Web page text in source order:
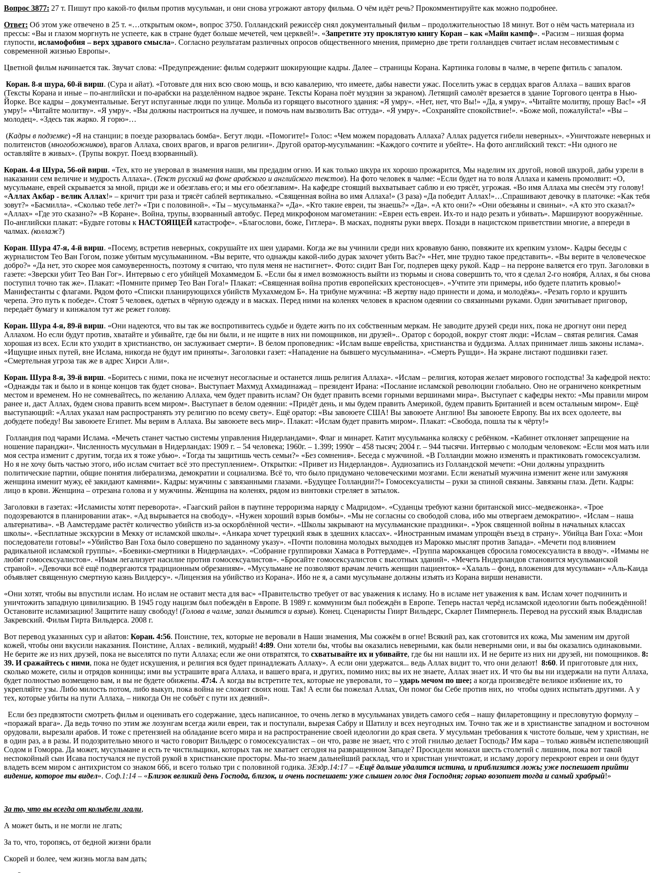
Вопрос 3877: 27 т. Пишут про какой-то фильм против мусульман, и они снова угрожают автору фильма. О чём идёт речь? Прокомментируйте как можно подробнее.
Ответ: Об этом уже отвечено в 25 т. «…открытым оком», вопрос 3750. Голландский режиссёр снял документальный фильм – продолжительностью 18 минут. Вот о нём часть материала из
прессы: «Вы и глазом моргнуть не успеете, как в стране будет больше мечетей, чем церквей!». «Запретите эту проклятую книгу Коран – как «Майн кампф». «Расизм – низшая форма
глупости, исламофобия – верх здравого смысла». Согласно результатам различных опросов общественного мнения, примерно две трети голландцев считает ислам несовместимым с
современной жизнью Европы».
Цветной фильм начинается так. Звучат слова: «Предупреждение: фильм содержит шокирующие кадры. Далее – страницы Корана. Картинка головы в чалме, в черепе фитиль с запалом.
Коран. 8-я шура, 60-й вирш. (Сура и айат). «Готовьте для них всю свою мощь, и всю кавалерию, что имеете, дабы навести ужас. Поселить ужас в сердцах врагов Аллаха – ваших врагов
(Тексты Корана и иные – по-английски и по-арабски на разделённом надвое экране. Тексты Корана поёт муэдзин за экраном). Летящий самолёт врезается в здание Торгового центра в Нью-
Йорке. Все кадры – документальные. Бегут испуганные люди по улице. Мольба из горящего высотного здания: «Я умру». «Нет, нет, что Вы!» «Да, я умру». «Читайте молитву, прошу Вас!» «Я
умру!» «Читайте молитву». «Я умру». «Вы должны настроиться на лучшее, и помочь нам вызволить Вас оттуда». «Я умру». «Сохраняйте спокойствие!». «Боже мой, пожалуйста!» «Вы –
молодец». «Здесь так жарко. Я горю»…
(Кадры в подземке) «Я на станции; в поезде разорвалась бомба». Бегут люди. «Помогите!» Голос: «Чем можем порадовать Аллаха? Аллах радуется гибели неверных». «Уничтожьте неверных и
политеистов (многобожников), врагов Аллаха, своих врагов, и врагов религии». Другой оратор-мусульманин: «Каждого сочтите и убейте». На фото английский текст: «Ни одного не
оставляйте в живых». (Трупы вокруг. Поезд взорванный).
Коран. 4-я Шура, 56-ой вирш. «Тех, кто не уверовал в знамения наши, мы предадим огню. И как только шкура их хорошо прожарится, Мы наделим их другой, новой шкурой, дабы узрели в
наказании сем величие и мудрость Аллаха». (Текст русский на фоне арабского и английского текстов). На фото человек в чалме: «Если будет на то воля Аллаха и камень промолвит: «О,
мусульмане, еврей скрывается за мной, приди же и обезглавь его; и мы его обезглавим». На кафедре стоящий выхватывает саблю и ею трясёт, угрожая. «Во имя Аллаха мы снесём эту голову!
«Аллах Акбар - велик Аллах!» – кричит три раза и трясёт саблей вертикально. «Священная война во имя Аллаха!» (3 раза) «Да победит Аллах!»…Спрашивают девочку в платочке: «Как тебя
зовут?» «Басмилла». «Сколько тебе лет?» «Три с половиной». «Ты – мусульманка?» «Да». «Кто такие евреи, ты знаешь?» «Да». «А кто они?» «Они обезьяны и свиньи». «А кто это сказал?»
«Аллах» «Где это сказано?» «В Коране». Война, трупы, взорванный автобус. Перед микрофоном магометанин: «Евреи есть евреи. Их-то и надо резать и убивать». Маршируют вооружённые.
По-английски плакат: «Будьте готовы к НАСТОЯЩЕЙкатастрофе». «Благослови, боже, Гитлера». В масках, подняты руки вверх. Позади в нацистском приветствии многие, а впереди в
чалмах. (коллаж?)
Коран. Шура 47-я, 4-й вирш. «Посему, встретив неверных, сокрушайте их шеи ударами. Когда же вы учинили среди них кровавую баню, повяжите их крепким узлом». Кадры беседы с
журналистом Тео Ван Гогом, позже убитым мусульманином. «Вы верите, что однажды какой-либо дурак захочет убить Вас?» «Нет, мне трудно такое представить». «Вы верите в человеческое
добро?» «Да нет, это скорее моя самоуверенность, поэтому я считаю, что пуля меня не настигнет». Фото: сидит Ван Гог, подперев щеку рукой. Кадр – на перроне валяется его труп. Заголовки в
газете: «Зверски убит Тео Ван Гог». Интервью с его убийцей Мохаммедом Б. «Если бы я имел возможность выйти из тюрьмы и снова совершить то, что я сделал 2-го ноября, Аллах, я бы снова
поступил точно так же». Плакат: «Помните пример Тео Ван Гога!» Плакат: «Священная война против европейских крестоносцев». «Учтите эти примеры, ибо будете платить кровью!»
Манифестанты с флагами. Рядом фото «Списки планирующихся убийств Мухахмедом Б». На трибуне мужчина: «В жертву надо принести и дома, и молодёжь». «Резать горло и крушить
черепа. Это путь к победе». Стоят 5 человек, одетых в чёрную одежду и в масках. Перед ними на коленях человек в красном одеянии со связанными руками. Один зачитывает приговор,
передаёт бумагу и кинжалом тут же режет голову.
Коран. Шура 4-я, 89-й вирш. «Они надеются, что вы так же воспротивитесь судьбе и будете жить по их собственным меркам. Не заводите друзей среди них, пока не дрогнут они перед
Аллахом. Но если будут против, хватайте и убивайте, где бы ни были, и не ищите в них ни помощников, ни друзей».. Оратор с бородой, вокруг стоят люди: «Ислам – святая религия. Самая
хорошая из всех. Если кто уходит в христианство, он заслуживает смерти». В белом проповедник: «Ислам выше еврейства, христианства и буддизма. Аллах принимает лишь законы ислама».
«Ищущие иных путей, вне Ислама, никогда не будут им приняты». Заголовки газет: «Нападение на бывшего мусульманина». «Смерть Рушди». На экране листают подшивки газет.
«Смертельная угроза так же в адрес Хирси Али».
Коран. Шура 8-я, 39-й вирш. «Боритесь с ними, пока не исчезнут несогласные и останется лишь религия Аллаха». «Ислам – религия, которая желает мирового господства! За кафедрой некто:
«Однажды так и было и в конце концов так будет снова». Выступает Махмуд Ахмадинажад – президент Ирана: «Послание исламской революции глобально. Оно не ограничено конкретным
местом и временем. Но не сомневайтесь, по желанию Аллаха, чем будет править ислам? Он будет править всеми горными вершинами мира». Выступает с кафедры некто: «Мы правили миром
ранее и, даст Аллах, будем снова править всем миром». Выступает в белом одеянии: «Придёт день, и мы будем править Америкой, будем править Британией и всем остальным миром». Ещё
выступающий: «Аллах указал нам распространять эту религию по всему свету». Ещё оратор: «Вы завоюете США! Вы завоюете Англию! Вы завоюете Европу. Вы их всех одолеете, вы
добудете победу! Вы завоюете Египет. Мы верим в Аллаха. Вы завоюете весь мир». Плакат: «Ислам будет править миром». Плакат: «Свобода, пошла ты к чёрту!»
Голландия под чарами Ислама. «Мечеть станет частью системы управления Нидерландами». Флаг и минарет. Катит мусульманка коляску с ребёнком. «Кабинет отклоняет запрещение на
ношение паранджи». Численность мусульман в Нидерландах: 1909 г. – 54 человека; 1960г. – 1.399; 1990г – 458 тысяч; 2004 г. – 944 тысячи. Интервью с молодым человеком: «Если моя мать или
моя сестра изменит с другим, тогда их я тоже убью». «Тогда ты защитишь честь семьи?» «Без сомнения». Беседа с мужчиной. «В Голландии можно изменять и практиковать гомосексуализм.
Но я не хочу быть частью этого, ибо ислам считает всё это преступлением». Открытки: «Привет из Нидерландов». Аудиозапись из Голландской мечети: «Они должны упразднить
политические партии, общие понятия либерализма, демократии и социализма. Всё то, что было придумано человеческими мозгами. Если женатый мужчина изменит жене или замужняя
женщина именит мужу, её закидают камнями». Кадры: мужчины с завязанными глазами. «Будущее Голландии?!» Гомосексуалисты – руки за спиной связаны. Завязаны глаза. Дети. Кадры:
лицо в крови. Женщина – отрезана голова и у мужчины. Женщина на коленях, рядом из винтовки стреляет в затылок.
Заголовки в газетах: «Исламисты хотят переворота». «Гаагский район в паутине терроризма наряду с Мадридом». «Суданцы требуют казни британской мисс–медвежонка». «Трое
подозреваются в планировании атак». «Ад вырывается на свободу». «Нужен хороший взрыв бомбы». «Мы не согласны со свободой слова, ибо мы отвергаем демократию». «Ислам – наша
альтернатива». «В Аамстердаме растёт количество убийств из-за оскорблённой чести». «Школы закрывают на мусульманские праздники». «Урок священной войны в начальных классах
школы». «Бесплатные экскурсии в Мекку от исламской школы». «Анкара хочет турецкий язык в здешних классах». «Иностранным имамам упрощён въезд в страну». Убийца Ван Гоха: «Мои
последователи готовы!» «Убийство Ван Гоха было совершено по заданному указу». «Почти половина молодых выходцев из Марокко мыслят против Запада». «Мечети под влиянием
радикальной исламской группы». «Боевики-смертники в Нидерландах». «Собрание группировки Хамаса в Роттердаме». «Группа марокканцев сбросила гомосексуалиста в вводу». «Имамы не
любят гомосексуалистов». «Имам легализует насилие против гомосексуалистов». «Бросайте гомосексуалистов с высотных зданий». «Мечеть Нидерландов становится мусульманской
страной». «Девочки всё ещё подвергаются традиционным обрезаниям». «Мусульмане не позволяют врачам лечить женщин пациенток» «Халаль – фонд, вложения для мусульман» «Аль-Каида
объявляет священную смертную казнь Вилдерсу». «Лицензия на убийство из Корана». Ибо не я, а сами мусульмане должны изъять из Корана вирши ненависти.
«Они хотят, чтобы вы впустили ислам. Но ислам не оставит места для вас» «Правительство требует от вас уважения к исламу. Но в исламе нет уважения к вам. Ислам хочет подчинить и
уничтожить западную цивилизацию. В 1945 году нацизм был побеждён в Европе. В 1989 г. коммунизм был побеждён в Европе. Теперь настал черёд исламской идеологии быть побеждённой!
Остановите исламизацию! Защитите нашу свободу! (Голова в чалме, запал дымится и взрыв). Конец. Сценаристы Гиирт Вильдерс, Скарлет Пимпернель. Перевод на русский язык Владислав
Закревский. Фильм Гирта Вильдерса. 2008 г.
Вот перевод указанных сур и айатов: Коран. 4:56. Поистине, тех, которые не веровали в Наши знамения, Мы сожжём в огне! Всякий раз, как сготовится их кожа, Мы заменим им другой
кожей, чтобы они вкусили наказания. Поистине, Аллах - великий, мудрый! 4:89. Они хотели бы, чтобы вы оказались неверными, как были неверными они, и вы бы оказались одинаковыми.
Не берите же из них друзей, пока не выселятся по пути Аллаха; если же они отвратятся, то схватывайте их и убивайте, где бы ни нашли их. И не берите из них ни друзей, ни помощников. 8:
39. И сражайтесь с ними, пока не будет искушения, и религия вся будет принадлежать Аллаху». А если они удержатся... ведь Аллах видит то, что они делают! 8:60. И приготовьте для них,
сколько можете, силы и отрядов конницы; ими вы устрашите врага Аллаха, и вашего врага, и других, помимо них; вы их не знаете, Аллах знает их. И что бы вы ни издержали на пути Аллаха,
будет полностью возмещено вам, и вы не будете обижены. 47:4. А когда вы встретите тех, которые не уверовали, то – ударь мечом по шее; а когда произведёте великое избиение их, то
укрепляйте узы. Либо милость потом, либо выкуп, пока война не сложит своих нош. Так! А если бы пожелал Аллах, Он помог бы Себе против них, но чтобы одних испытать другими. А у
тех, которые убиты на пути Аллаха, – никогда Он не собьёт с пути их деяний».
Если без предвзятости смотреть фильм и оценивать его содержание, здесь написанное, то очень легко в мусульманах увидеть самого себя – нашу филаретовщину и пресловутую формулу –
«поражай врага». Да ведь точно по этим же лозунгам всегда жили евреи, так и поступали, вырезая Сабру и Шатилу и всех неугодных им. Точно так же и в христианстве западном и восточном
орудовали, вырезали арабов. И тоже с претензией на обладание всего мира и на распространение своей идеологии до края света. У мусульман требования к чистоте больше, чем у христиан, не
в один раз, а в разы. И подозрительно много и часто говорит Вильдерс о гомосексуалистах – он что, разве не знает, что с этой гнилью делает Господь? Им кара – только живьём испепеляющий
Содом и Гоморра. Да может, мусульмане и есть те чистильщики, которых так не хватает сегодня на развращенном Западе? Просидели монахи шесть столетий с лишним, пока вот такой
неспокойный сын Исава постучался не пустой рукой в христианские просторы. Мы-то знаем дальнейший расклад, что и христиан уничтожат, и исламу дорогу перекроют евреи и они будут
владеть всем миром с антихристом со знаком 666, и всего только три с половиной годика. 3Ездр.14:17– «Ещё дальше удалится истина, и приблизится ложь; уже поспешает прийти
видение, которое ты видел». Соф.1:14 – «Близок великий день Господа, близок, и очень поспешает: уже слышен голос дня Господня; горько возопиет тогда и самый храбрый!»
За то, что вы всегда от колыбели лгали,
А может быть, и не могли не лгать;
За то, что, торопясь, от бедной жизни брали
Скорей и более, чем жизнь могла вам дать;